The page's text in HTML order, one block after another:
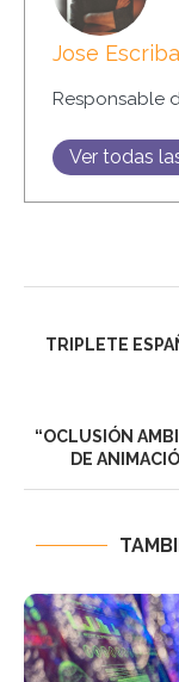
Jose
Responsable
Ver todas
TRIPLETE
“OCLUSIÓN
DE